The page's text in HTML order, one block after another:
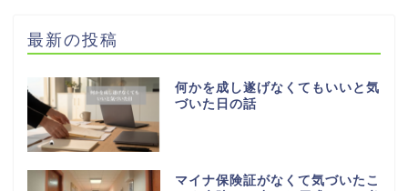
最新の投稿
何かを成し遂げなくてもいいと気
づいた日の話
マイナ保険証がなくて気づいたこ